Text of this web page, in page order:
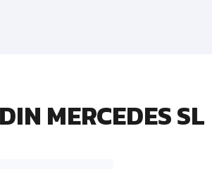
MERCEDES SL